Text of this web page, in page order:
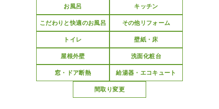
お風呂 キッチン
こだわりと快適のお風呂 その他リフォーム
トイレ 壁紙・床
屋根外壁 洗面化粧台
窓・ドア断熱 給湯器・エコキュート
間取り変更